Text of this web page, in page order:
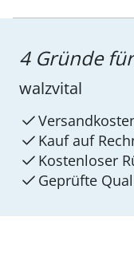
4 Gründe für
walzvital
Kauf auf
Kostenloser
Geprüfte